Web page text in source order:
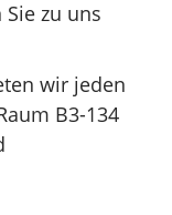
zu uns
wir jeden
B3-134